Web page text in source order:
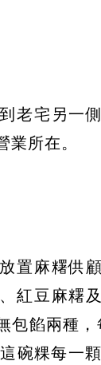
老宅另一
業所在。
置麻糬供
紅豆麻糬
包餡兩種
碗粿每一